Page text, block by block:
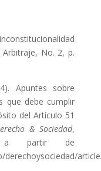
No. 2, p.
Apuntes sobre
que debe cumplir
del Artículo 51
& Sociedad,
a partir de
derechoysociedad/